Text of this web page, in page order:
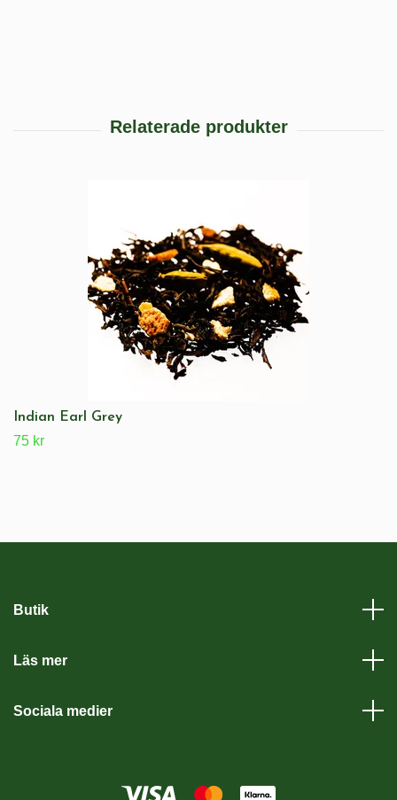
Indian Earl Grey
75 kr
Butik
Läs mer
Sociala medier